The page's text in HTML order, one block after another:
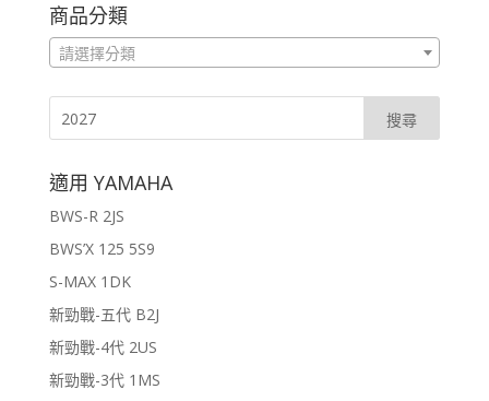
商品分類
請選擇分類
適用 YAMAHA
BWS-R 2JS
BWS’X 125 5S9
S-MAX 1DK
新勁戰-五代 B2J
新勁戰-4代 2US
新勁戰-3代 1MS